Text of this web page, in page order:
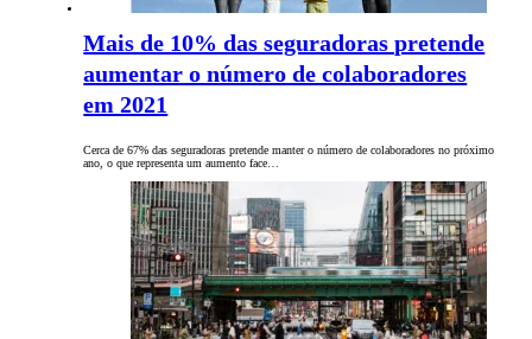
Mais de 10% das seguradoras pretende
aumentar o número de colaboradores
em 2021
Cerca de 67% das seguradoras pretende manter o número de colaboradores no próximo
ano, o que representa um aumento face…